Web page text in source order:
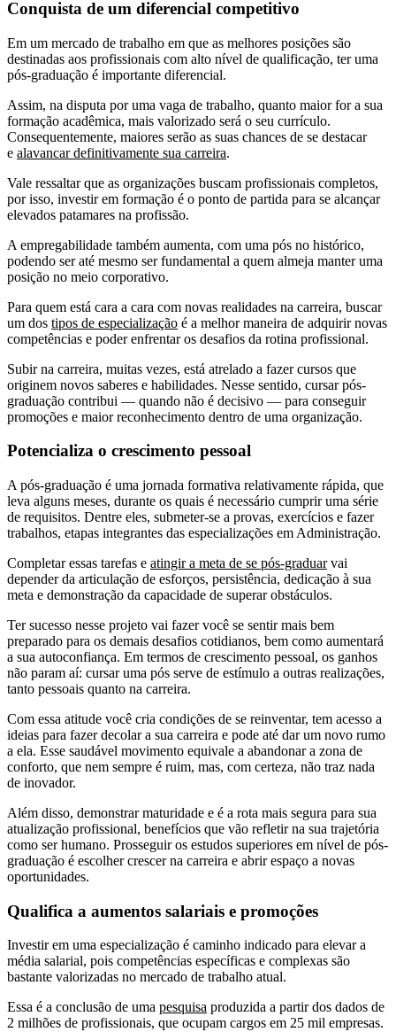
Conquista de um diferencial competitivo
Em um mercado de trabalho em que as melhores posições são
destinadas aos profissionais com alto nível de qualificação, ter uma
pós-graduação é importante diferencial.
Assim, na disputa por uma vaga de trabalho, quanto maior for a sua
formação acadêmica, mais valorizado será o seu currículo.
Consequentemente, maiores serão as suas chances de se destacar
e alavancar definitivamente sua carreira.
Vale ressaltar que as organizações buscam profissionais completos,
por isso, investir em formação é o ponto de partida para se alcançar
elevados patamares na profissão.
A empregabilidade também aumenta, com uma pós no histórico,
podendo ser até mesmo ser fundamental a quem almeja manter uma
posição no meio corporativo.
Para quem está cara a cara com novas realidades na carreira, buscar
um dos tipos de especialização é a melhor maneira de adquirir novas
competências e poder enfrentar os desafios da rotina profissional.
Subir na carreira, muitas vezes, está atrelado a fazer cursos que
originem novos saberes e habilidades. Nesse sentido, cursar pós-
graduação contribui — quando não é decisivo — para conseguir
promoções e maior reconhecimento dentro de uma organização.
Potencializa o crescimento pessoal
A pós-graduação é uma jornada formativa relativamente rápida, que
leva alguns meses, durante os quais é necessário cumprir uma série
de requisitos. Dentre eles, submeter-se a provas, exercícios e fazer
trabalhos, etapas integrantes das especializações em Administração.
Completar essas tarefas e atingir a meta de se pós-graduarvai
depender da articulação de esforços, persistência, dedicação à sua
meta e demonstração da capacidade de superar obstáculos.
Ter sucesso nesse projeto vai fazer você se sentir mais bem
preparado para os demais desafios cotidianos, bem como aumentará
a sua autoconfiança. Em termos de crescimento pessoal, os ganhos
não param aí: cursar uma pós serve de estímulo a outras realizações,
tanto pessoais quanto na carreira.
Com essa atitude você cria condições de se reinventar, tem acesso a
ideias para fazer decolar a sua carreira e pode até dar um novo rumo
a ela. Esse saudável movimento equivale a abandonar a zona de
conforto, que nem sempre é ruim, mas, com certeza, não traz nada
de inovador.
Além disso, demonstrar maturidade e é a rota mais segura para sua
atualização profissional, benefícios que vão refletir na sua trajetória
como ser humano. Prosseguir os estudos superiores em nível de pós-
graduação é escolher crescer na carreira e abrir espaço a novas
oportunidades.
Qualifica a aumentos salariais e promoções
Investir em uma especialização é caminho indicado para elevar a
média salarial, pois competências específicas e complexas são
bastante valorizadas no mercado de trabalho atual.
Essa é a conclusão de uma pesquisa produzida a partir dos dados de
2 milhões de profissionais, que ocupam cargos em 25 mil empresas.